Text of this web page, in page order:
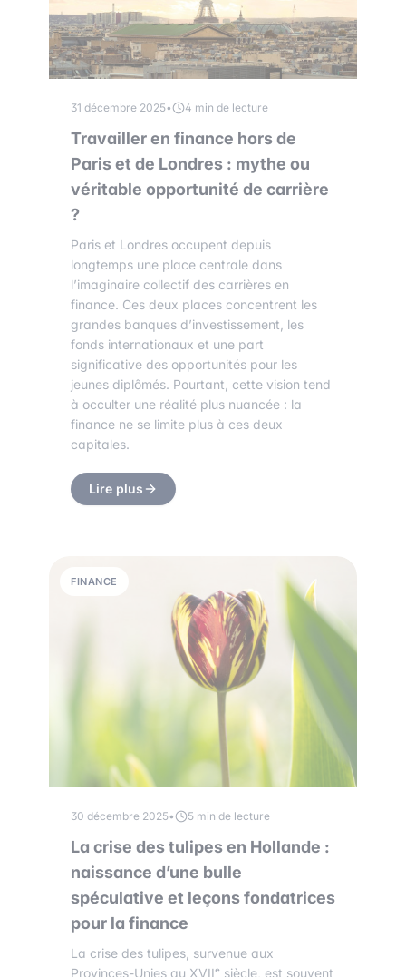
31 décembre 2025• 4 min de lecture
Travailler en finance hors de
Paris et de Londres : mythe ou
véritable opportunité de carrière
?
Paris et Londres occupent depuis
longtemps une place centrale dans
l’imaginaire collectif des carrières en
finance. Ces deux places concentrent les
grandes banques d’investissement, les
fonds internationaux et une part
significative des opportunités pour les
jeunes diplômés. Pourtant, cette vision tend
à occulter une réalité plus nuancée : la
finance ne se limite plus à ces deux
capitales.
Lire plus
FINANCE
30 décembre 2025• 5 min de lecture
La crise des tulipes en Hollande :
naissance d’une bulle
spéculative et leçons fondatrices
pour la finance
La crise des tulipes, survenue aux
Provinces-Unies au XVIIᵉ siècle, est souvent